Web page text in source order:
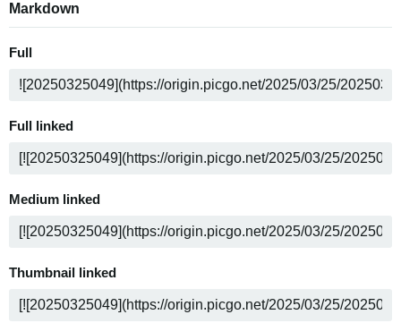
Markdown
Full
Full linked
Medium linked
Thumbnail linked